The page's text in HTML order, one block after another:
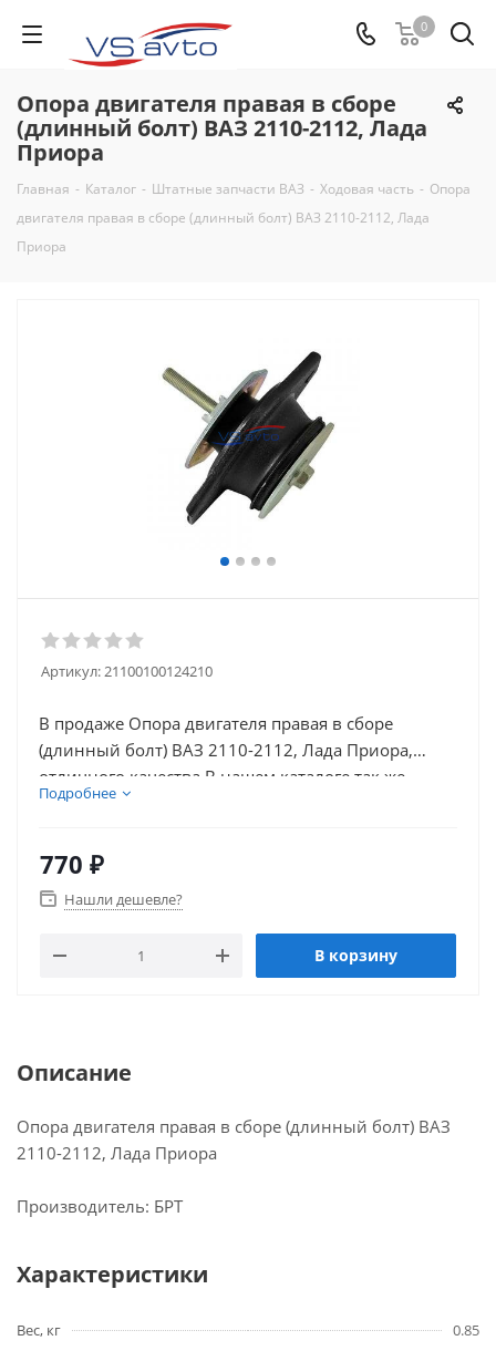
0
Опора двигателя правая в сборе
(длинный болт) ВАЗ 2110-2112, Лада
Приора
Главная - Каталог - Штатные запчасти ВАЗ - Ходовая часть - Опора
двигателя правая в сборе (длинный болт) ВАЗ 2110-2112, Лада
Приора
Артикул:21100100124210
В продаже Опора двигателя правая в сборе
(длинный болт) ВАЗ 2110-2112, Лада Приора,
отличного качества В нашем каталоге так же
присутствуют: электрооборудование и многое
имеем в продаже оригинальную продукцию от
Подробнее
770 ₽
Нашли дешевле?
В корзину
Описание
Опора двигателя правая в сборе (длинный болт) ВАЗ
2110-2112, Лада Приора
Производитель: БРТ
Характеристики
Вес, кг 0.85